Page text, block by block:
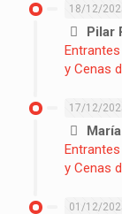
18/12/
Pilar
y Cenas
17/12/
y Cenas
01/12/